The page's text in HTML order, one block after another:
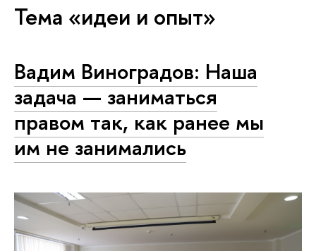
Тема «идеи и опыт»
Вадим Виноградов: Наша
задача — заниматься
правом так, как ранее мы
им не занимались